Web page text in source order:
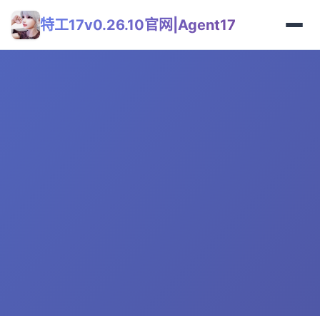
特工17v0.26.10官网|Agent17